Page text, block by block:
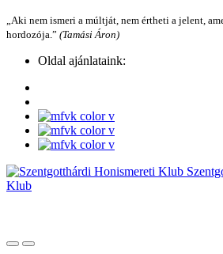
„Aki nem ismeri a múltját, nem értheti a jelent,
hordozója.” (Tamási Áron)
Oldal ajánlataink:
Klub